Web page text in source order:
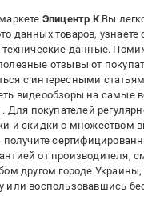
Эпицентр КВы
данных товаров, узнаете
технические данные.
отзывы от
с интересными
видеообзоры на самые
. Для покупателей
и скидки с множеством
получите
от производителя,
другом городе Украины,
или воспользовавшись